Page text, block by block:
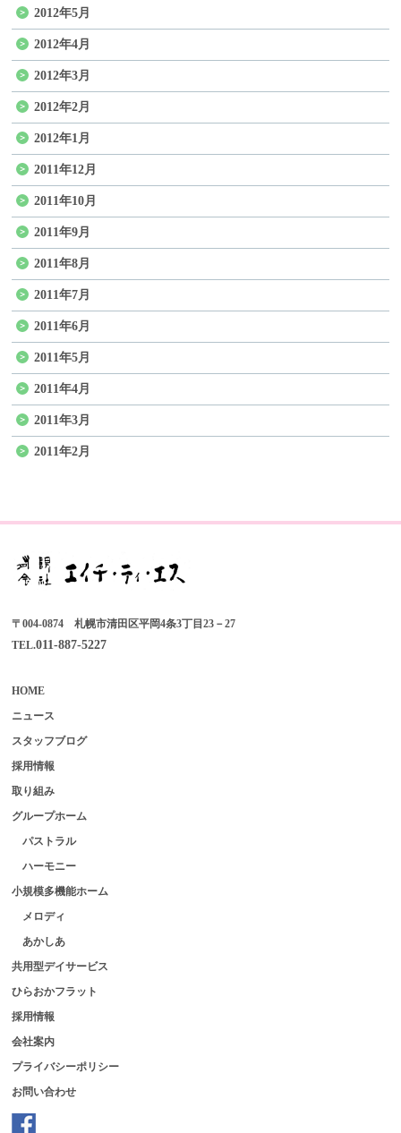
2012年5月
2012年4月
2012年3月
2012年2月
2012年1月
2011年12月
2011年10月
2011年9月
2011年8月
2011年7月
2011年6月
2011年5月
2011年4月
2011年3月
2011年2月
〒004-0874 札幌市清田区平岡4条3丁目23－27
TEL.011-887-5227
HOME
ニュース
スタッフブログ
採用情報
取り組み
グループホーム
パストラル
ハーモニー
小規模多機能ホーム
メロディ
あかしあ
共用型デイサービス
ひらおかフラット
採用情報
会社案内
プライバシーポリシー
お問い合わせ